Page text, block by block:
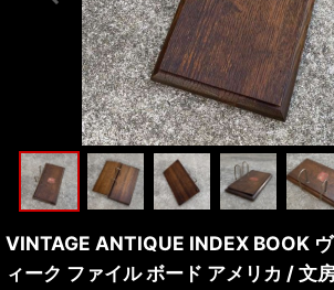
VINTAGE ANTIQUE INDEX BOOK
ィーク ファイル ボード アメリカ / 文